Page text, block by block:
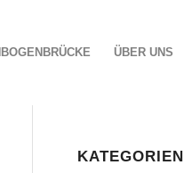
ÜBER UNS
KATEGORIEN